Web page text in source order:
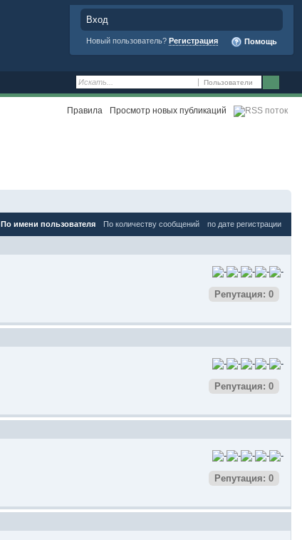
Вход
Новый пользователь? Регистрация Помощь
Пользователи
Правила Просмотр новых публикаций
По имени пользователя По количеству сообщений по дате регистрации
Репутация: 0
Репутация: 0
Репутация: 0